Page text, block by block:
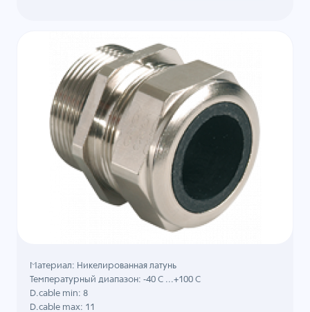
Материал: Никелированная латунь
Температурный диапазон: -40 C ...+100 C
D.cable min: 8
D.cable max: 11